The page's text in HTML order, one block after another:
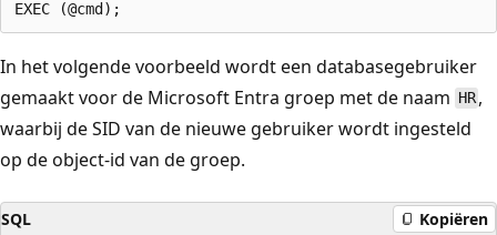
In het volgende voorbeeld wordt een databasegebruiker
gemaakt voor de Microsoft Entra groep met de naam HR ,
waarbij de SID van de nieuwe gebruiker wordt ingesteld
op de object-id van de groep.
SQL Kopiëren